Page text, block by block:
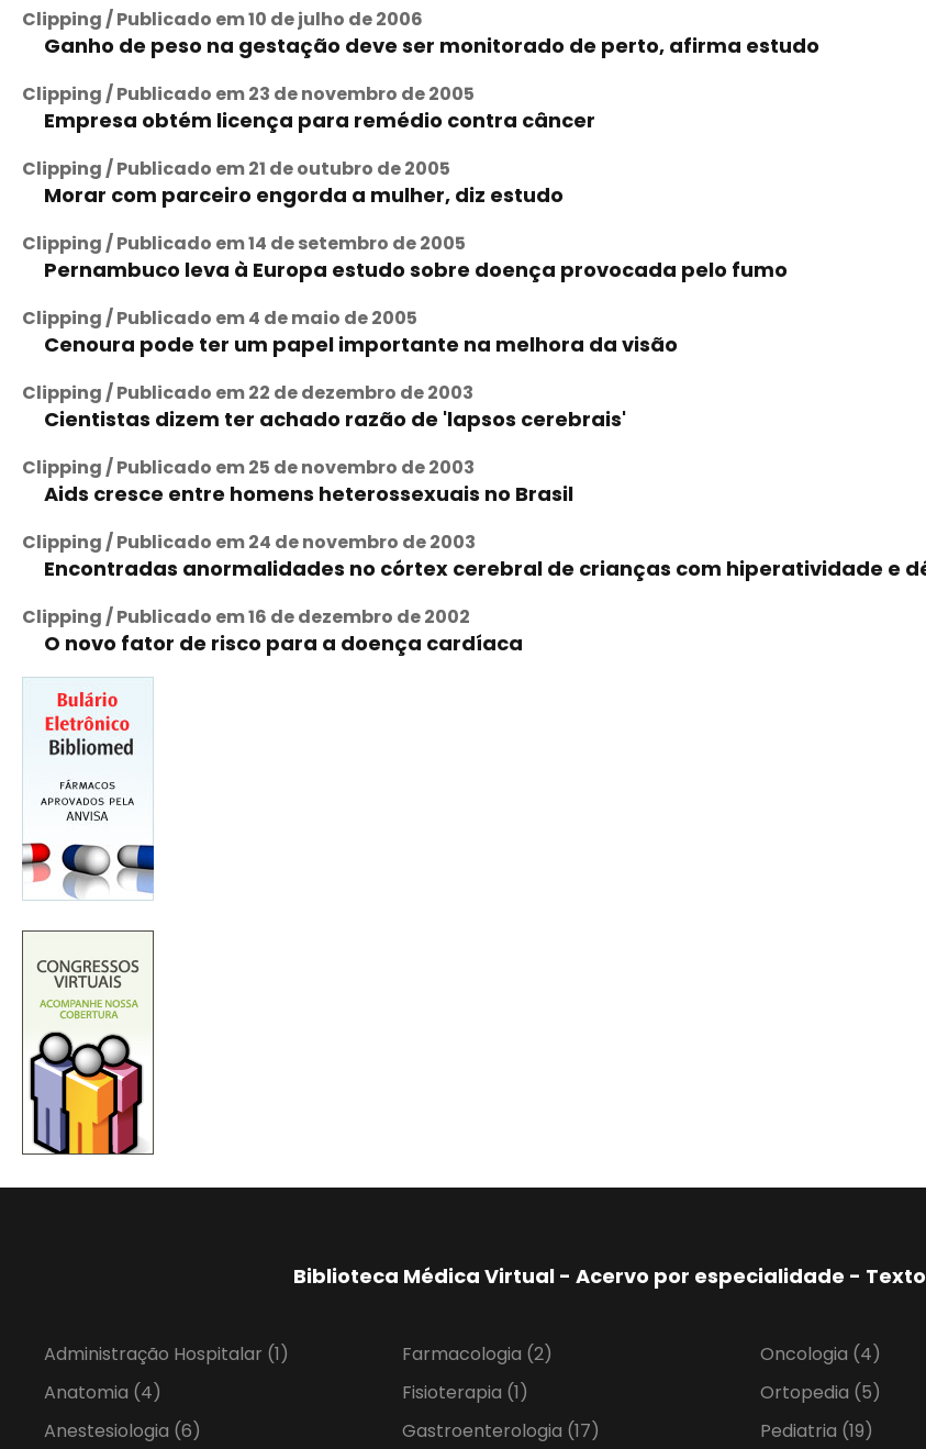
Clipping / Publicado em 10 de julho de 2006
Ganho de peso na gestação deve ser monitorado de perto, afirma estudo
Clipping / Publicado em 23 de novembro de 2005
Empresa obtém licença para remédio contra câncer
Clipping / Publicado em 21 de outubro de 2005
Morar com parceiro engorda a mulher, diz estudo
Clipping / Publicado em 14 de setembro de 2005
Pernambuco leva à Europa estudo sobre doença provocada pelo fumo
Clipping / Publicado em 4 de maio de 2005
Cenoura pode ter um papel importante na melhora da visão
Clipping / Publicado em 22 de dezembro de 2003
Cientistas dizem ter achado razão de 'lapsos cerebrais'
Clipping / Publicado em 25 de novembro de 2003
Aids cresce entre homens heterossexuais no Brasil
Clipping / Publicado em 24 de novembro de 2003
Encontradas anormalidades no córtex cerebral de crianças com hiperatividade e
Clipping / Publicado em 16 de dezembro de 2002
O novo fator de risco para a doença cardíaca
Biblioteca Médica Virtual - Acervo por especialidade -
Administração Hospitalar (1)
Anatomia (4)
Anestesiologia (6)
Farmacologia (2)
Fisioterapia (1)
Gastroenterologia (17)
Oncologia (4)
Ortopedia (5)
Pediatria (19)